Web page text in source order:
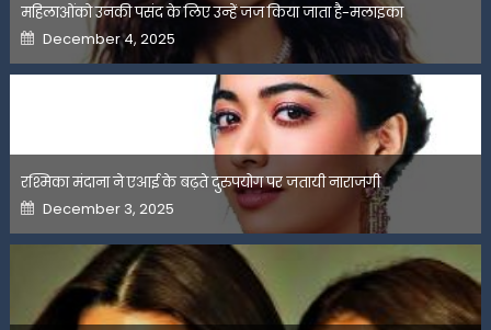
महिलाओंको उनकी पसंद के लिए उन्हें जज किया जाता है-मलाइका
Posted
on
December 4, 2025
रश्मिका मंदाना ने एआई के बढ़ते दुरुपयोग पर जतायी नाराजगी
Posted
on
December 3, 2025